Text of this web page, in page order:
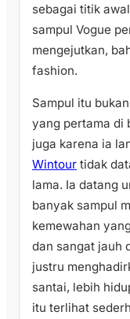
sebagai titik
sampul Vogue
mengejutkan,
fashion.
Sampul itu
yang pertama di
juga karena ia
Wintour tidak
lama. Ia datang
banyak sampul
kemewahan
dan sangat jauh
justru
santai, lebih
itu terlihat